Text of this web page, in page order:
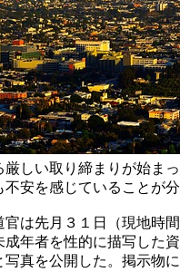
しい取り締まりが始
安を感じていることが分
は先月３１日（現地時
年者を性的に描写した
真を公開した。掲示物